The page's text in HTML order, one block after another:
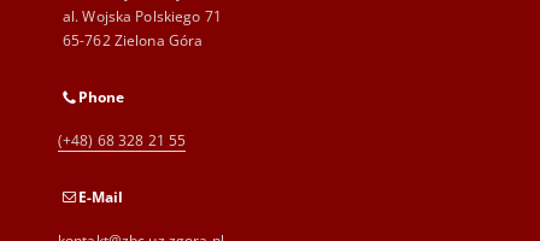
al. Wojska Polskiego 71
65-762 Zielona Góra
Phone
(+48) 68 328 21 55
E-Mail